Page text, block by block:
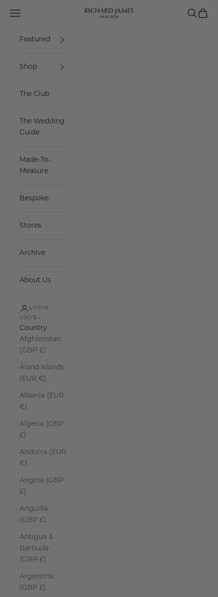
Richard James Savile Row
Navigation menu Search
Cart
Featured
Shop
The Club
The Wedding
Guide
Made-To-
Measure
Bespoke
Stores
Archive
About Us
LOGIN
USD $
Country
Afghanistan
(GBP £)
Åland Islands
(EUR €)
Albania (EUR
€)
Algeria (GBP
£)
Andorra (EUR
€)
Angola (GBP
£)
Anguilla
(GBP £)
Antigua &
Barbuda
(GBP £)
Argentina
(GBP £)